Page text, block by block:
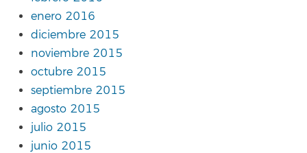
enero 2016
diciembre 2015
noviembre 2015
octubre 2015
septiembre 2015
agosto 2015
julio 2015
junio 2015